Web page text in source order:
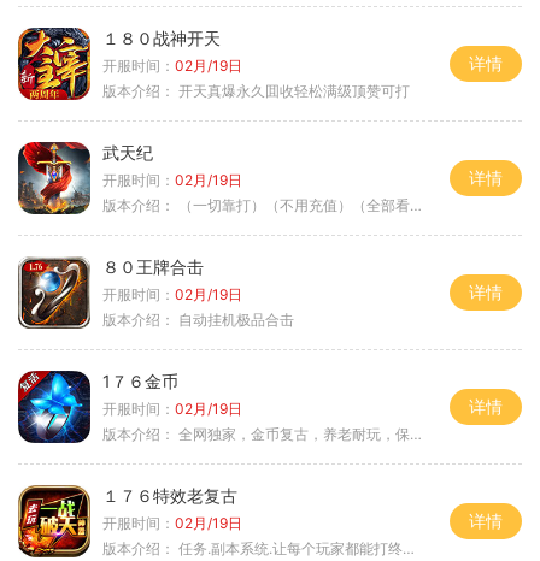
１８０战神开天
开服时间： 02月/19日
版本介绍： 开天真爆永久囬收轻松满级顶赞可打
详情
武天纪
开服时间： 02月/19日
版本介绍：
（一切靠打）（不用充值）（全部看脸）
详情
８０王牌合击
开服时间： 02月/19日
版本介绍： 自动挂机极品合击
详情
1７６金币
开服时间： 02月/19日
版本介绍： 全网独家，金币复古，养老耐玩，保底回収
详情
１７６特效老复古
开服时间： 02月/19日
版本介绍： 任务.副本系统.让每个玩家都能打终极BOSS
详情